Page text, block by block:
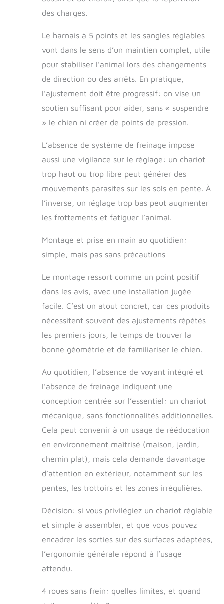
des charges.
Le harnais à 5 points et les sangles réglables
vont dans le sens d’un maintien complet, utile
pour stabiliser l’animal lors des changements
de direction ou des arrêts. En pratique,
l’ajustement doit être progressif: on vise un
soutien suffisant pour aider, sans « suspendre
» le chien ni créer de points de pression.
L’absence de système de freinage impose
aussi une vigilance sur le réglage: un chariot
trop haut ou trop libre peut générer des
mouvements parasites sur les sols en pente. À
l’inverse, un réglage trop bas peut augmenter
les frottements et fatiguer l’animal.
Montage et prise en main au quotidien:
simple, mais pas sans précautions
Le montage ressort comme un point positif
dans les avis, avec une installation jugée
facile. C’est un atout concret, car ces produits
nécessitent souvent des ajustements répétés
les premiers jours, le temps de trouver la
bonne géométrie et de familiariser le chien.
Au quotidien, l’absence de voyant intégré et
l’absence de freinage indiquent une
conception centrée sur l’essentiel: un chariot
mécanique, sans fonctionnalités additionnelles.
Cela peut convenir à un usage de rééducation
en environnement maîtrisé (maison, jardin,
chemin plat), mais cela demande davantage
d’attention en extérieur, notamment sur les
pentes, les trottoirs et les zones irrégulières.
Décision: si vous privilégiez un chariot réglable
et simple à assembler, et que vous pouvez
encadrer les sorties sur des surfaces adaptées,
l’ergonomie générale répond à l’usage
attendu.
4 roues sans frein: quelles limites, et quand